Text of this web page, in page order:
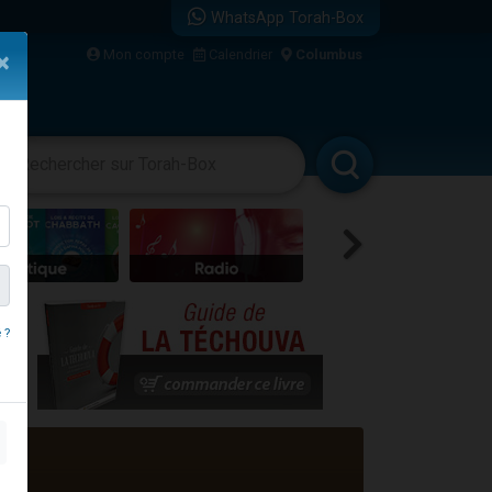
WhatsApp Torah-Box
Mon compte Calendrier Columbus
?